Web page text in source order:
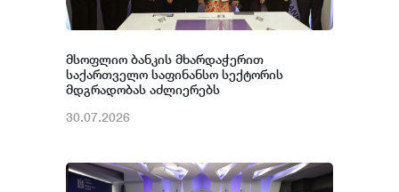
მსოფლიო ბანკის მხარდაჭერით
საქართველო საფინანსო სექტორის
მდგრადობას აძლიერებს
30.07.2026